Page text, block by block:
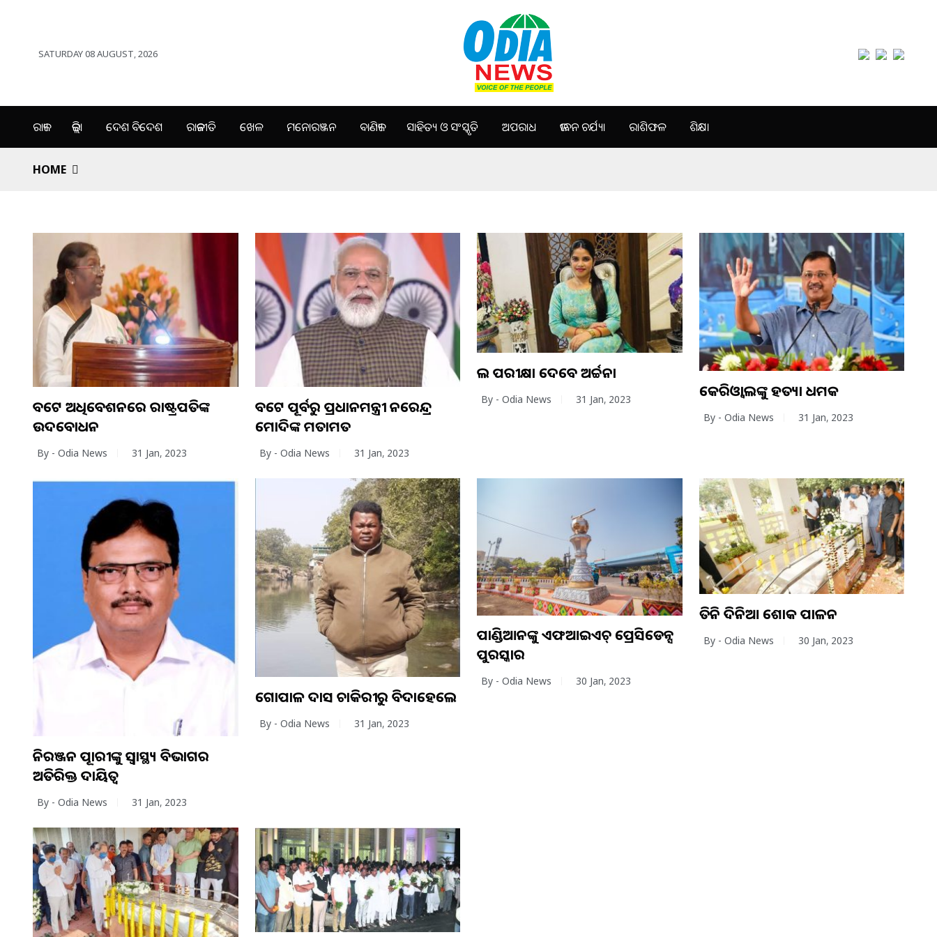
SATURDAY 08 AUGUST, 2026
ରାଜ୍ୟ ଜିଲ୍ଲା ଦେଶ ବିଦେଶ ରାଜନୀତି ଖେଳ ମନୋରଞ୍ଜନ ବାଣିଜ୍ୟ ସାହିତ୍ୟ ଓ ସଂସ୍କୃତି ଅପରାଧ ଜୀବନ ଚର୍ଯ୍ୟା ରାଶିଫଳ ଶିକ୍ଷା
HOME
ବଜେଟ ଅଧିବେଶନରେ ରାଷ୍ଟ୍ରପତିଙ୍କ
ଉଦବୋଧନ
By - Odia News 31 Jan, 2023
ବଜେଟ ପୂର୍ବରୁ ପ୍ରଧାନମନ୍ତ୍ରୀ ନରେନ୍ଦ୍ର
ମୋଦିଙ୍କ ମତାମତ
By - Odia News 31 Jan, 2023
ଲ ପରୀକ୍ଷା ଦେବେ ଅର୍ଚ୍ଚନା
By - Odia News 31 Jan, 2023 କେଜିରଓ୍ବାଲଙ୍କୁ ହତ୍ୟା ଧମକ
By - Odia News 31 Jan, 2023
ନିରଞ୍ଜନ ପୂଜାରୀଙ୍କୁ ସ୍ବାସ୍ଥ୍ୟ ବିଭାଗର
ଅତିରିକ୍ତ ଦାୟିତ୍ବ
By - Odia News 31 Jan, 2023
ଗୋପାଳ ଦାସ ଚାକିରୀରୁ ବିଦାହେଲେ
By - Odia News 31 Jan, 2023
ପାଣ୍ଡିଆନଙ୍କୁ ଏଫଆଇଏଚ୍ ପ୍ରେସିଡେନ୍ସ
ପୁରସ୍କାର
By - Odia News 30 Jan, 2023
ତିନି ଦିନିଆ ଶୋକ ପାଳନ
By - Odia News 30 Jan, 2023